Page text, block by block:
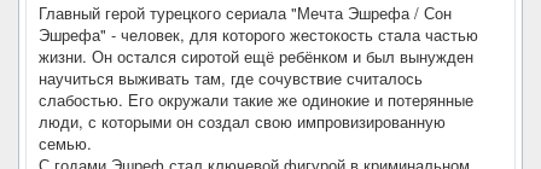
Главный герой турецкого сериала "Мечта Эшрефа / Сон
Эшрефа" - человек, для которого жестокость стала частью
жизни. Он остался сиротой ещё ребёнком и был вынужден
научиться выживать там, где сочувствие считалось
слабостью. Его окружали такие же одинокие и потерянные
люди, с которыми он создал свою импровизированную
семью.